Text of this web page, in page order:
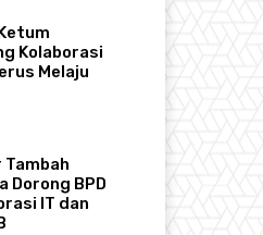
Kolaborasi
Melaju
Tambah
Dorong BPD
IT dan